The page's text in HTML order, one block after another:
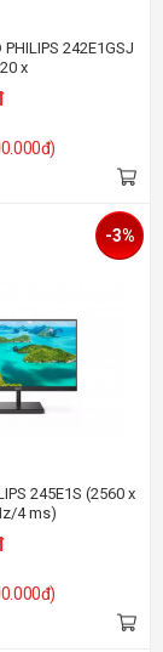
242E1GSJ
x
245E1S (2560 x
4 ms)
-3%